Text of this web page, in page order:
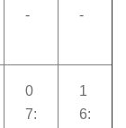
- -
0
7:
1
6: